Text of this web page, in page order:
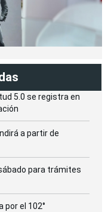
5.0 se registra en
a partir de
para trámites
el 102°